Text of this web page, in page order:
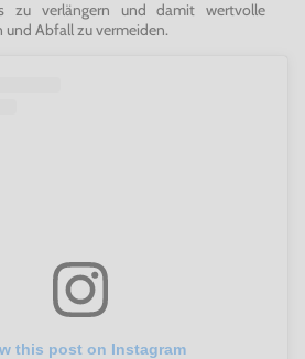
zu verlängern und damit wertvolle
und Abfall zu vermeiden.
this post on Instagram